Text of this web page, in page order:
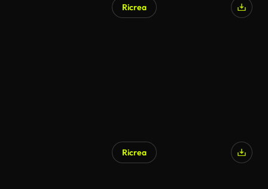
Ricrea
Ricrea